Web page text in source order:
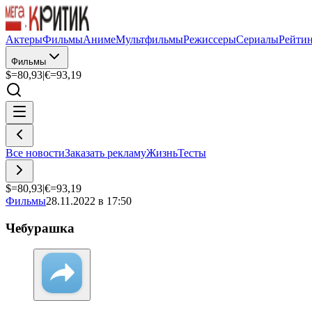
АктерыФильмыАнимеМультфильмыРежиссерыСериалы
Фильмы
$=80,93|€=93,19
Все новостиЗаказать рекламуЖизньТесты
$=80,93|€=93,19
Фильмы28.11.2022 в 17:50
Чебурашка